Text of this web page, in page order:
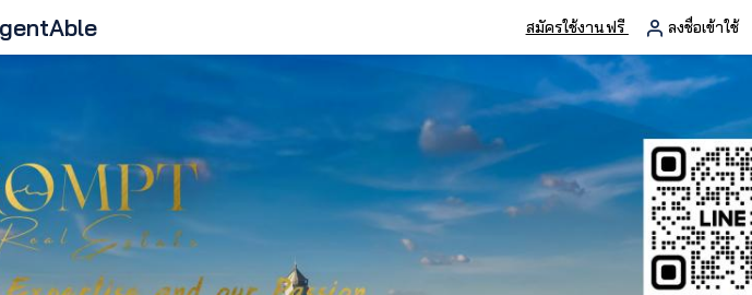
สมัครใช้งานฟรี ลงชื่อเข้าใช้